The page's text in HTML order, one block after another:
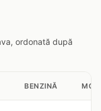
ordonată după
BENZINĂ